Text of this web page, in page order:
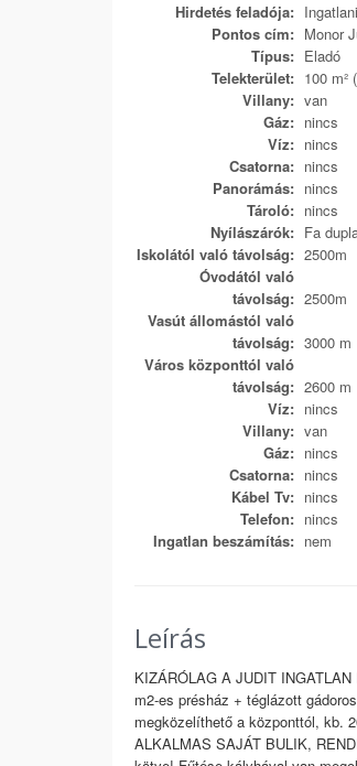
Hirdetés feladója:
Pontos cím: Monor
Típus: Eladó
Telekterület: 100 m²
Villany: van
Gáz: nincs
Víz: nincs
Csatorna: nincs
Panorámás: nincs
Tároló: nincs
Nyílászárók: Fa
Iskolától való távolság: 2500m
Óvodától való
távolság: 2500m
Vasút állomástól való
távolság: 3000 m
Város központtól való
távolság: 2600 m
Víz: nincs
Villany: van
Gáz: nincs
Csatorna: nincs
Kábel Tv: nincs
Telefon: nincs
Ingatlan beszámítás: nem
Leírás
KIZÁRÓLAG A JUDIT
m2-es présház + téglázott
megközelíthető a központtól, kb.
ALKALMAS SAJÁT BULIK,